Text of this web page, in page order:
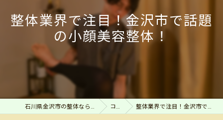
整体業界で注目！金沢市で話題
の小顔美容整体！
石川県金沢市の整体ならととのい処とまり木 コラム 整体業界で注目！金沢市で話題の小顔美容整体！